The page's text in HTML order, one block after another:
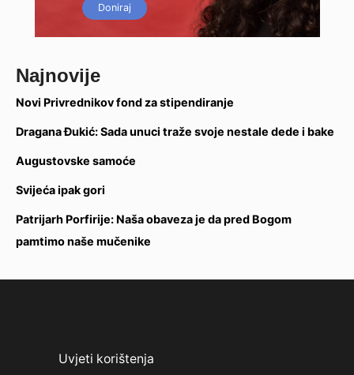
Doniraj
Najnovije
Novi Privrednikov fond za stipendiranje
Dragana Đukić: Sada unuci traže svoje nestale dede i bake
Augustovske samoće
Svijeća ipak gori
Patrijarh Porfirije: Naša obaveza je da pred Bogom
pamtimo naše mučenike
Uvjeti korištenja